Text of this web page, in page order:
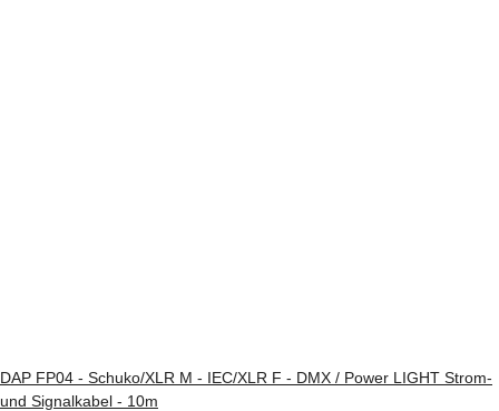
DAP FP04 - Schuko/XLR M - IEC/XLR F - DMX / Power LIGHT Strom-
und Signalkabel - 10m